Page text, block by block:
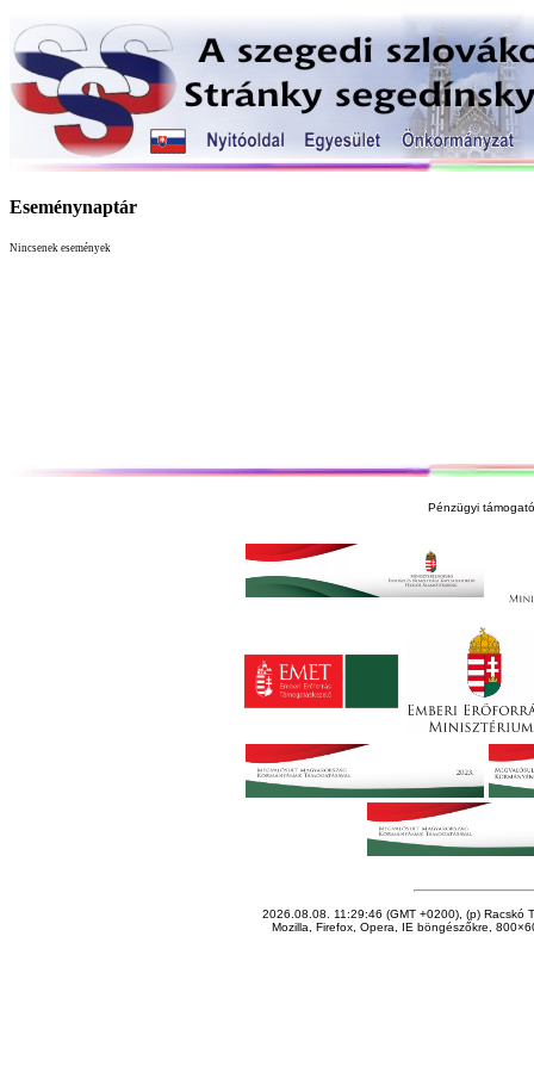
Eseménynaptár
Nincsenek események
Pénzügyi
2026.08.08. 11:29:46 (GMT +0200), (p) Racskó
Mozilla, Firefox, Opera, IE böngészőkre,